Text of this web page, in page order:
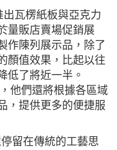
瓦楞紙板與亞克力
量販店賣場促銷展
作陳列展示品，除了
顏值效果，比起以往
低了將近一半。
他們還將根據各區域
，提供更多的便捷服
留在傳統的工藝思